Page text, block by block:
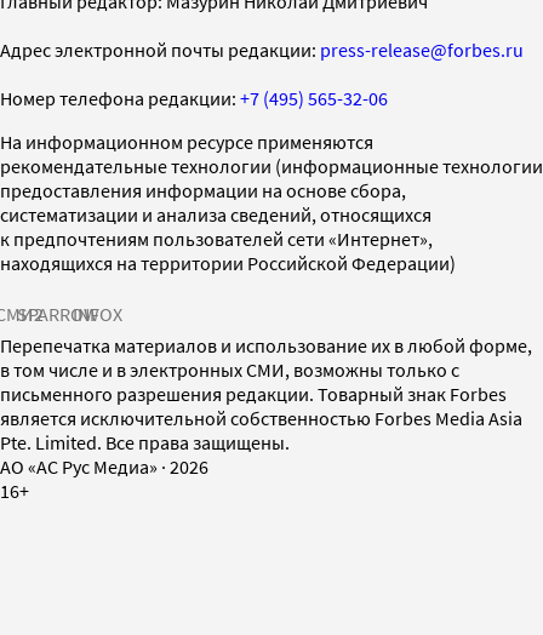
Адрес электронной почты редакции: press-release@forbes.ru
Номер телефона редакции: +7 (495) 565-32-06
На информационном ресурсе применяются
рекомендательные технологии (информационные технологии
предоставления информации на основе сбора,
систематизации и анализа сведений, относящихся
к предпочтениям пользователей сети «Интернет»,
находящихся на территории Российской Федерации)
SPARROWINFOX
Перепечатка материалов и использование их в любой форме,
в том числе и в электронных СМИ, возможны только с
письменного разрешения редакции. Товарный знак Forbes
является исключительной собственностью Forbes Media Asia
Pte. Limited. Все права защищены.
AO «АС Рус Медиа» · 2026
16+